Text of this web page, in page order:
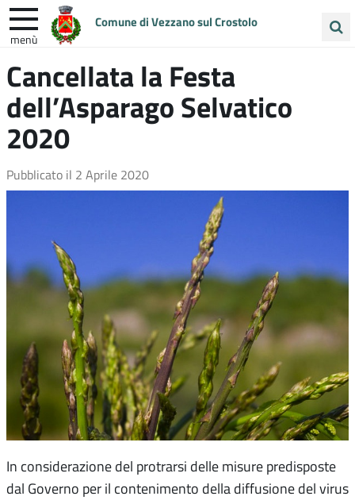
Comune di Vezzano sul Crostolo
menù
nel
sito
ENTRA IN COMUNE VIVI VEZZANO
UNIONE COLLINE MATILDICHE
Cancellata la Festa
dell’Asparago Selvatico
2020
Pubblicato il 2 Aprile 2020
In considerazione del protrarsi delle misure predisposte
dal Governo per il contenimento della diffusione del virus